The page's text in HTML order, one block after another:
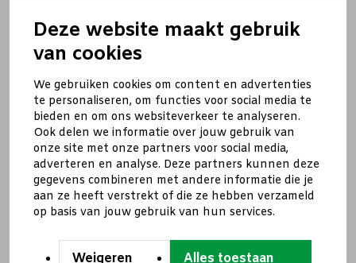
Deze website maakt gebruik
van cookies
We gebruiken cookies om content en advertenties
te personaliseren, om functies voor social media te
bieden en om ons websiteverkeer te analyseren.
Ook delen we informatie over jouw gebruik van
onze site met onze partners voor social media,
adverteren en analyse. Deze partners kunnen deze
gegevens combineren met andere informatie die je
aan ze heeft verstrekt of die ze hebben verzameld
op basis van jouw gebruik van hun services.
Weigeren Alles toestaan